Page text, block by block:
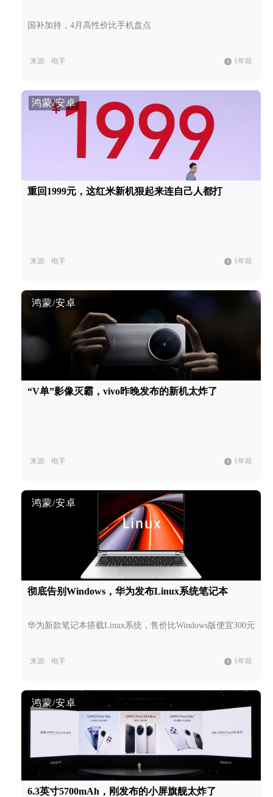
国补加持，4月高性价比手机盘点
来源: 电手 1年前
鸿蒙/安卓
重回1999元，这红米新机狠起来连自己人都打
来源: 电手 1年前
鸿蒙/安卓
“V单”影像灭霸，vivo昨晚发布的新机太炸了
来源: 电手 1年前
鸿蒙/安卓
彻底告别Windows，华为发布Linux系统笔记本
华为新款笔记本搭载Linux系统，售价比Windows版便宜300元
来源: 电手 1年前
鸿蒙/安卓
6.3英寸5700mAh，刚发布的小屏旗舰太炸了